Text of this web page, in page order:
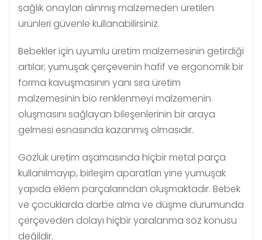
sağlık onayları alınmış malzemeden üretilen
ürünleri güvenle kullanabilirsiniz.
Bebekler için uyumlu üretim malzemesinin getirdiği
artılar; yumuşak çerçevenin hafif ve ergonomik bir
forma kavuşmasının yanı sıra üretim
malzemesinin bio renklenmeyi malzemenin
oluşmasını sağlayan bileşenlerinin bir araya
gelmesi esnasında kazanmış olmasıdır.
Gözlük üretim aşamasında hiçbir metal parça
kullanılmayıp, birleşim aparatları yine yumuşak
yapıda eklem parçalarından oluşmaktadır. Bebek
ve çocuklarda darbe alma ve düşme durumunda
çerçeveden dolayı hiçbir yaralanma söz konusu
değildir.